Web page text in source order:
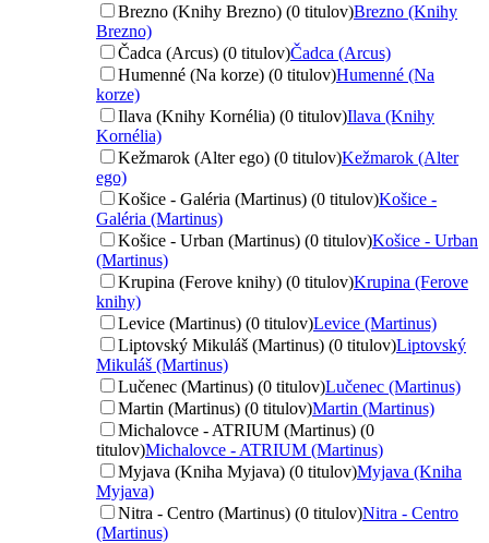
Brezno (Knihy Brezno) (0 titulov)Brezno (Knihy
Brezno)
Čadca (Arcus) (0 titulov)Čadca (Arcus)
Humenné (Na korze) (0 titulov)Humenné (Na
korze)
Ilava (Knihy Kornélia) (0 titulov)Ilava (Knihy
Kornélia)
Kežmarok (Alter ego) (0 titulov)Kežmarok (Alter
ego)
Košice - Galéria (Martinus) (0 titulov)Košice -
Galéria (Martinus)
Košice - Urban (Martinus) (0 titulov)Košice - Urban
(Martinus)
Krupina (Ferove knihy) (0 titulov)Krupina (Ferove
knihy)
Levice (Martinus) (0 titulov)Levice (Martinus)
Liptovský Mikuláš (Martinus) (0 titulov)Liptovský
Mikuláš (Martinus)
Lučenec (Martinus) (0 titulov)Lučenec (Martinus)
Martin (Martinus) (0 titulov)Martin (Martinus)
Michalovce - ATRIUM (Martinus) (0
titulov)Michalovce - ATRIUM (Martinus)
Myjava (Kniha Myjava) (0 titulov)Myjava (Kniha
Myjava)
Nitra - Centro (Martinus) (0 titulov)Nitra - Centro
(Martinus)